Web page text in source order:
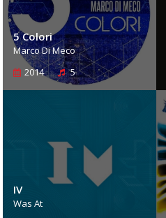
5 Colori
Marco Di Meco
2014
5
IV
Was At